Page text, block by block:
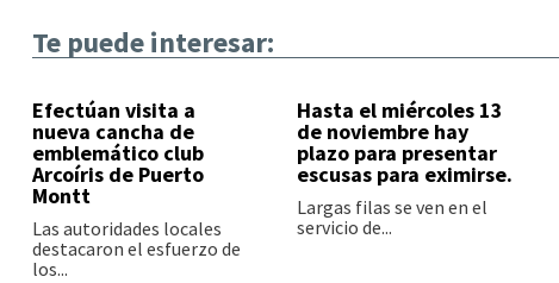
Te puede interesar:
Efectúan visita a
nueva cancha de
emblemático club
Arcoíris de Puerto
Montt
Las autoridades locales
destacaron el esfuerzo de
los...
Hasta el miércoles 13
de noviembre hay
plazo para presentar
escusas para eximirse.
Largas filas se ven en el
servicio de...